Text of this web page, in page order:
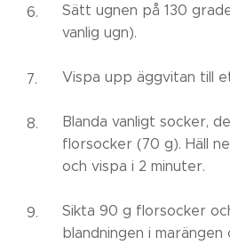
Sätt ugnen på 130
vanlig ugn).
Vispa upp äggvitan till
Blanda vanligt socker,
florsocker (70 g). Häll
och vispa i 2 minuter.
Sikta 90 g florsocker
blandningen i marängen